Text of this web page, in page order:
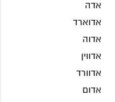
אדה
אדוארד
אדוה
אדווין
אדוורד
אדום